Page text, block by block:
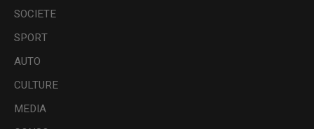
SOCIETE
SPORT
AUTO
CULTURE
MEDIA